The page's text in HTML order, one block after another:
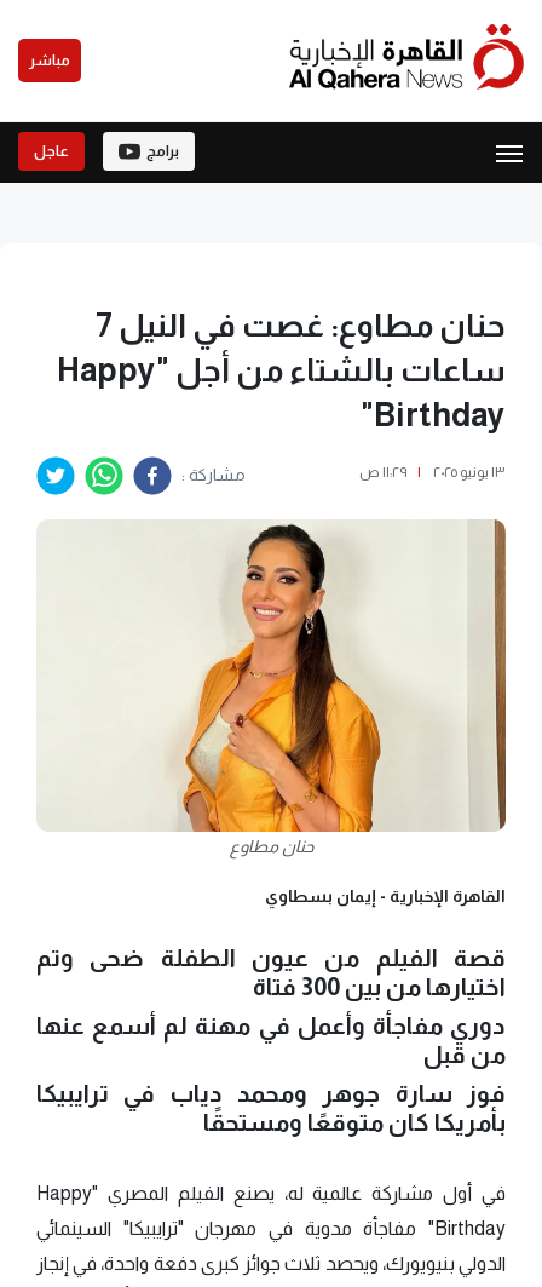
مباشر
برامج عاجل
حنان مطاوع: غصت في النيل 7
ساعات بالشتاء من أجل "Happy
Birthday"
١٣ يونيو ٢٠٢٥ | ١١:٢٩ ص مشاركة :
حنان مطاوع
القاهرة الإخبارية - إيمان بسطاوي
قصة الفيلم من عيون الطفلة ضحى وتم
اختيارها من بين 300 فتاة
دوري مفاجأة وأعمل في مهنة لم أسمع عنها
من قبل
فوز سارة جوهر ومحمد دياب في ترايبيكا
بأمريكا كان متوقعًا ومستحقًا
في أول مشاركة عالمية له، يصنع الفيلم المصري "Happy
Birthday" مفاجأة مدوية في مهرجان "ترايبيكا" السينمائي
الدولي بنيويورك، ويحصد ثلاث جوائز كبرى دفعة واحدة، في إنجاز